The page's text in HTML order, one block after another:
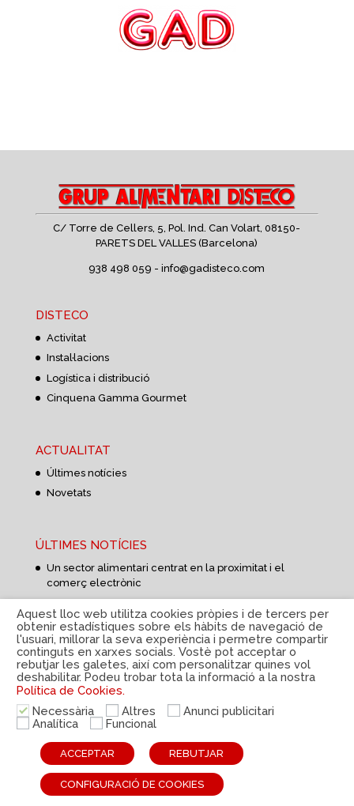
C/ Torre de Cellers, 5, Pol. Ind. Can Volart,08150-
PARETS DEL VALLES (Barcelona)
938 498 059 -info@gadisteco.com
DISTECO
Activitat
Instal·lacions
Logística i distribució
Cinquena Gamma Gourmet
ACTUALITAT
Últimes notícies
Novetats
ÚLTIMES NOTÍCIES
Un sector alimentari centrat en la proximitat i el
comerç electrònic
Una dieta sana i equilibrada a l’estiu
Aprovisionament d’aliments més curt i flexible
Política de privacitat|Avís Legal
Política de cookies
Sistema intern d'informació
Aquest lloc web utilitza cookies pròpies i de tercers per
obtenir estadístiques sobre els hàbits de navegació de
l'usuari, millorar la seva experiència i permetre compartir
continguts en xarxes socials. Vostè pot acceptar o
rebutjar les galetes, així com personalitzar quines vol
deshabilitar. Podeu trobar tota la informació a la nostra
Política de Cookies.
Necessària
Altres
Anunci publicitari
Analítica
Funcional
ACCEPTAR REBUTJAR
CONFIGURACIÓ DE COOKIES
ESP CAT ENG